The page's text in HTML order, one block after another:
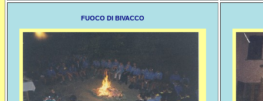
FUOCO DI BIVACCO